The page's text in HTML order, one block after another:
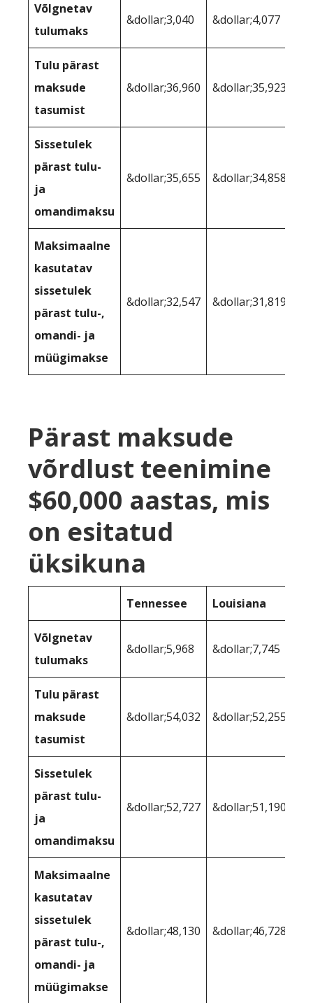
Võlgnetav
tulumaks
&dollar;3,040 &dollar;4,077
Tulu pärast
maksude
tasumist
&dollar;36,960 &dollar;35,923
Sissetulek
pärast tulu-
ja
omandimaksu
&dollar;35,655 &dollar;34,858
Maksimaalne
kasutatav
sissetulek
pärast tulu-,
omandi- ja
müügimakse
&dollar;32,547 &dollar;31,819
Pärast maksude
võrdlust teenimine
$60,000 aastas, mis
on esitatud
üksikuna
Tennessee Louisiana
Võlgnetav
tulumaks
&dollar;5,968 &dollar;7,745
Tulu pärast
maksude
tasumist
&dollar;54,032 &dollar;52,255
Sissetulek
pärast tulu-
ja
omandimaksu
&dollar;52,727 &dollar;51,190
Maksimaalne
kasutatav
sissetulek
pärast tulu-,
omandi- ja
müügimakse
&dollar;48,130 &dollar;46,728